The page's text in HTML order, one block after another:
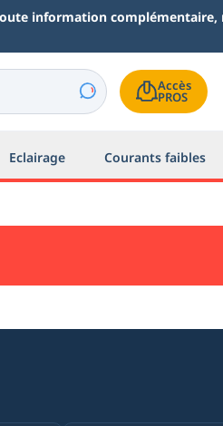
information complémentaire,
Accès
PROS
Eclairage Courants faibles